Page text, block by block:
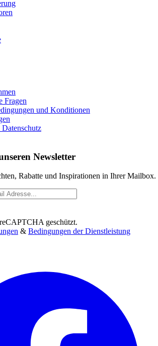
Fragen
und Konditionen
Newsletter
Rabatte und Inspirationen in Ihrer Mailbox.
geschützt.
& Bedingungen der Dienstleistung